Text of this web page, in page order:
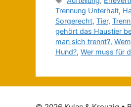
Trennung Unterhalt,
Sorgerecht, Tier,
gehört das Haustier
man sich trennt?,
Hund?, Wer muss für